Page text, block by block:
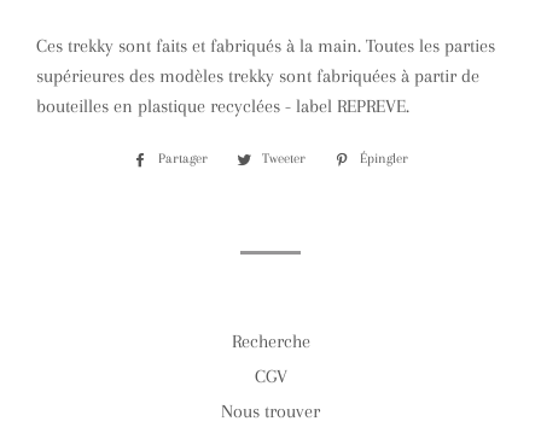
Ces trekky sont faits et fabriqués à la main. Toutes les parties
supérieures des modèles trekky sont fabriquées à partir de
bouteilles en plastique recyclées - label REPREVE.
Partager
PartagerTweeter
Tweeter Épingler
Recherche
CGV
Nous trouver